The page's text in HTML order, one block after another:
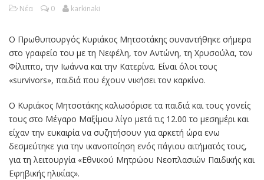
Νέα 0 karkinaki
O Πρωθυπουργός Κυριάκος Μητσοτάκης συναντήθηκε σήμερα
στο γραφείο του με τη Νεφέλη, τον Αντώνη, τη Χρυσούλα, τον
Φίλιππο, την Ιωάννα και την Κατερίνα. Είναι όλοι τους
«survivors», παιδιά που έχουν νικήσει τον καρκίνο.
Ο Κυριάκος Μητσοτάκης καλωσόρισε τα παιδιά και τους γονείς
τους στο Μέγαρο Μαξίμου λίγο μετά τις 12.00 το μεσημέρι και
είχαν την ευκαιρία να συζητήσουν για αρκετή ώρα ενω
δεσμεύτηκε για την ικανοποίηση ενός πάγιου αιτήματός τους,
για τη λειτουργία «Εθνικού Μητρώου Νεοπλασιών Παιδικής και
Εφηβικής ηλικίας».